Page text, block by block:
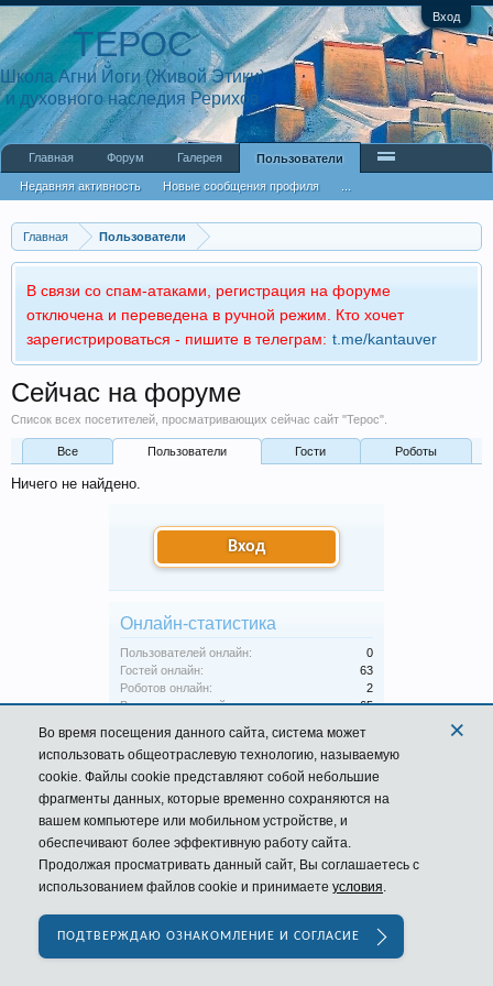
Вход
Главная Пользователи
В связи со спам-атаками, регистрация на форуме
отключена и переведена в ручной режим. Кто хочет
зарегистрироваться - пишите в телеграм: t.me/kantauver
Сейчас на форуме
Список всех посетителей, просматривающих сейчас сайт "Терос".
Все Пользователи Гости Роботы
Ничего не найдено.
Вход
Онлайн-статистика
Пользователей онлайн:
0
Гостей онлайн:
63
Роботов онлайн:
2
Всего посетителей:
65
Общее число может включать скрытых
пользователей.
Главная Пользователи
ТЕРОС
Школа Агни Йоги (Живой Этики)
и духовного наследия Рерихов
Главная Форум Галерея Пользователи
Недавняя активность Новые сообщения профиля
Russian (RU) Обратная связь
Условия и правила
Во время посещения данного сайта, система может
использовать общеотраслевую технологию, называемую
cookie. Файлы cookie представляют собой небольшие
фрагменты данных, которые временно сохраняются на
вашем компьютере или мобильном устройстве, и
обеспечивают более эффективную работу сайта.
Продолжая просматривать данный сайт, Вы соглашаетесь с
использованием файлов cookie и принимаете условия.
×
ПОДТВЕРЖДАЮ ОЗНАКОМЛЕНИЕ И СОГЛАСИЕ